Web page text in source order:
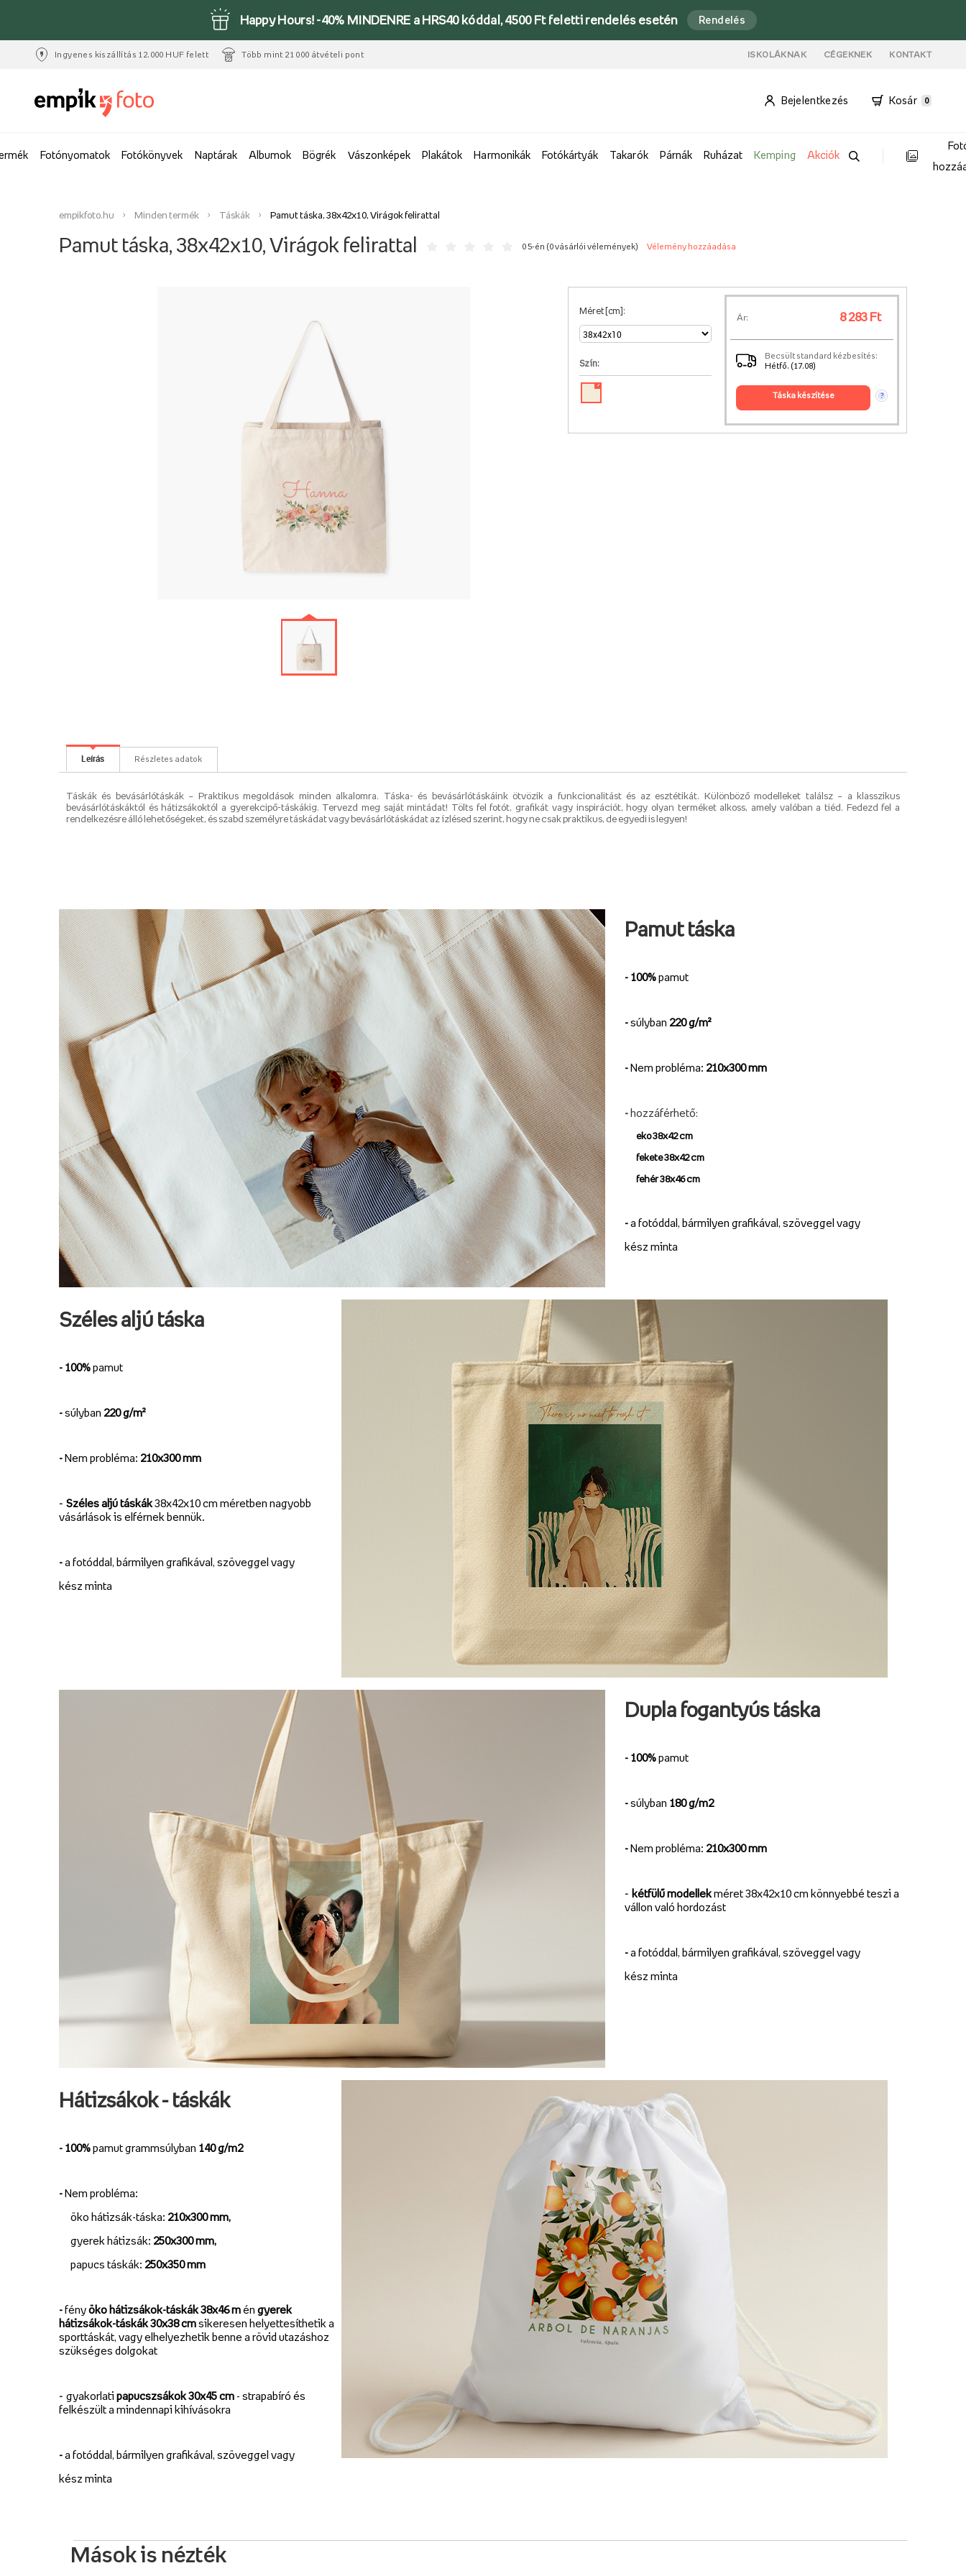
Happy Hours! -40% MINDENRE a HRS40 kóddal, 4500 Ft feletti rendelés esetén Rendelés
Ingyenes kiszállítás 12.000 HUF felett Több mint 21 000 átvételi pont ISKOLÁKNAK CÉGEKNEK KONTAKT
Bejelentkezés Kosár 0
Fotónyomatok Fotókönyvek Naptárak Albumok Bögrék Vászonképek Plakátok Harmonikák Fotókártyák Takarók Párnák Ruházat Kemping Akciók
empikfoto.hu Minden termék Táskák Pamut táska, 38x42x10, Virágok felirattal
Pamut táska, 38x42x10, Virágok felirattal 0 5-én (0 vásárlói vélemények) Vélemény hozzáadása
Méret [cm]:
Szín:
✓
Ár: 8 283 Ft
Becsült standard kézbesítés:
Hétfő. (17.08)
táska készítése ?
Leírás Részletes adatok
Táskák és bevásárlótáskák – Praktikus megoldások minden alkalomra. Táska- és bevásárlótáskáink ötvözik a funkcionalitást és az esztétikát. Különböző modelleket találsz – a klasszikus
bevásárlótáskáktól és hátizsákoktól a gyerekcipő-táskákig. Tervezd meg saját mintádat! Tölts fel fotót, grafikát vagy inspirációt, hogy olyan terméket alkoss, amely valóban a tiéd. Fedezd fel a
rendelkezésre álló lehetőségeket, és szabd személyre táskádat vagy bevásárlótáskádat az ízlésed szerint, hogy ne csak praktikus, de egyedi is legyen!
Pamut táska
- 100%pamut
-súlyban 220 g/m²
-Nem probléma: 210x300 mm
-hozzáférhető:
eko 38x42 cm
fekete 38x42 cm
fehér 38x46 cm
-a fotóddal, bármilyen grafikával, szöveggel vagy
kész minta
Széles aljú táska
- 100%pamut
-súlyban 220 g/m²
-Nem probléma: 210x300 mm
- Széles aljú táskák38x42x10 cm méretben nagyobb
vásárlások is elférnek bennük.
-a fotóddal, bármilyen grafikával, szöveggel vagy
kész minta
Dupla fogantyús táska
- 100%pamut
-súlyban 180 g/m2
-Nem probléma: 210x300 mm
- kétfülű modellekméret 38x42x10 cm könnyebbé teszi a
vállon való hordozást
-a fotóddal, bármilyen grafikával, szöveggel vagy
kész minta
Hátizsákok - táskák
- 100%pamut grammsúlyban 140 g/m2
-Nem probléma:
öko hátizsák-táska: 210x300 mm,
gyerek hátizsák: 250x300 mm,
papucs táskák: 250x350 mm
-fényöko hátizsákok-táskák 38x46 mén gyerek
hátizsákok-táskák 30x38 cmsikeresen helyettesíthetik a
sporttáskát, vagy elhelyezhetik benne a rövid utazáshoz
szükséges dolgokat
- gyakorlati papucszsákok 30x45 cm - strapabíró és
felkészült a mindennapi kihívásokra
-a fotóddal, bármilyen grafikával, szöveggel vagy
kész minta
Mások is nézték